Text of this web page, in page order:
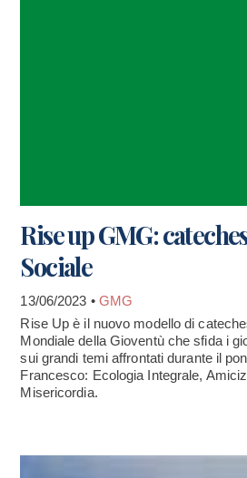
Rise up GMG:
Sociale
13/06/2023 • GMG
Rise Up è il nuovo modello di
Mondiale della Gioventù che sfida i
sui grandi temi affrontati durante il
Francesco: Ecologia Integrale,
Misericordia.